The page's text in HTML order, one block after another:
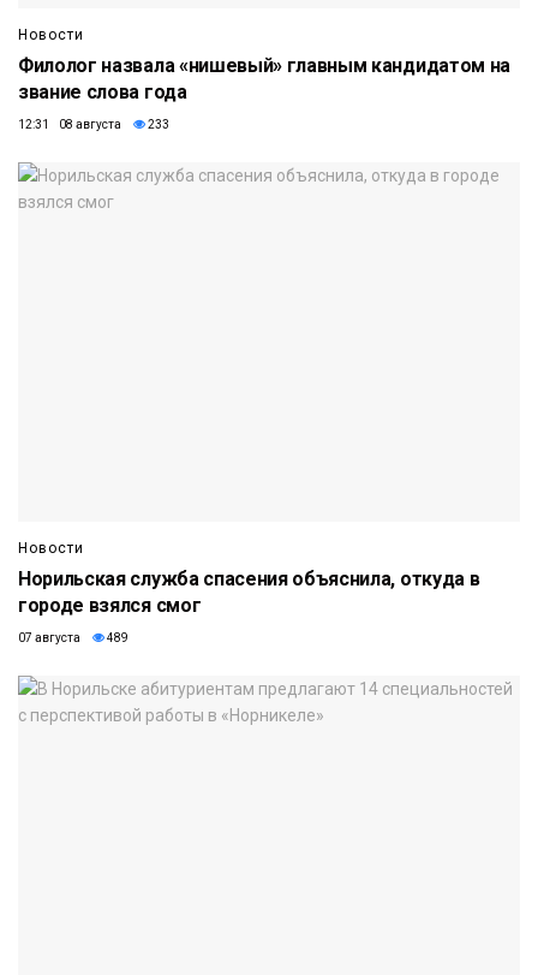
Новости
Филолог назвала «нишевый» главным кандидатом на
звание слова года
12:31 08 августа 233
Новости
Норильская служба спасения объяснила, откуда в
городе взялся смог
07 августа 489